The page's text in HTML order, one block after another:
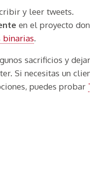
y leer tweets.
en el proyecto
binarias.
sacrificios y
Si necesitas un
puedes probar